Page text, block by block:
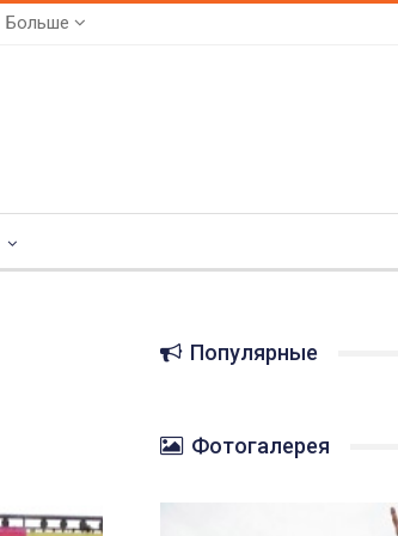
Больше
Популярные
Фотогалерея